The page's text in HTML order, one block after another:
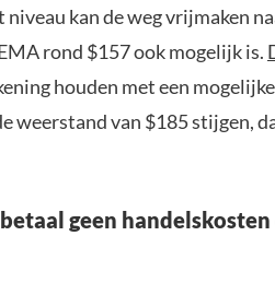
kan de weg vrijmaken
rond $157 ook mogelijk is.
houden met een
weerstand van $185 stijgen,
geen